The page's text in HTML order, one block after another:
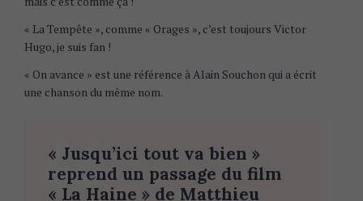
« La Tempête », comme « Orages », c’est toujours Victor
Hugo, je suis fan !
« On avance » est une référence à Alain Souchon qui a écrit
une chanson du même nom.
« Jusqu’ici tout va bien »
reprend un passage du film
« La Haine » de Matthieu